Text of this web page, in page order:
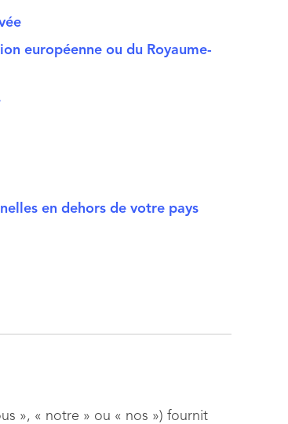
européenne ou du Royaume-
en dehors de votre pays
», « notre » ou « nos ») fournit